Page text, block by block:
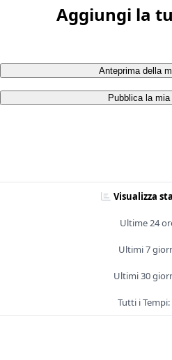
Aggiungi la
Anteprima della
Pubblica la
Visualizza
Ultime 24
Ultimi 7
Ultimi 30
Tutti i Tempi: